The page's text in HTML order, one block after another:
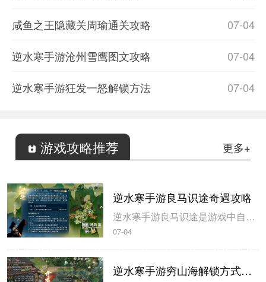
07-04
咸鱼之王隐藏关周瑜通关攻略
07-04
逆水寒手游沧州雪鹰图文攻略
07-04
逆水寒手游狂发一怒解锁方法
游戏攻略推荐 更多+
逆水寒手游良马识途奇遇攻略
逆水寒手游良马识途是游戏中自动寻路的奇遇攻略，玩家解锁以后即可开始自动寻路，米葫芦小编带来逆水寒手游良马识途奇遇攻略，一起来看看吧。逆水寒手游良马识途奇遇攻略1、选择将某一张地图的熟识度跑到100%，这里需要不停的做探索小任务和骑马奔跑。地图的熟识度在左下角查看。2、熟识度达到100%后即可触发良...
07-04
逆水寒手游穷山海解锁方式攻略